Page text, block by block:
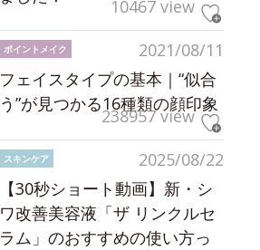
10467 view
2021/08/11
ポイントメイク
フェイスタイプの基本｜“似合
う”が見つかる16種類の顔印象
238957 view
2025/08/22
スキンケア
【30秒ショート動画】新・シ
ワ改善美容液「ザ リンクルセ
ラム」のおすすめの使い方っ